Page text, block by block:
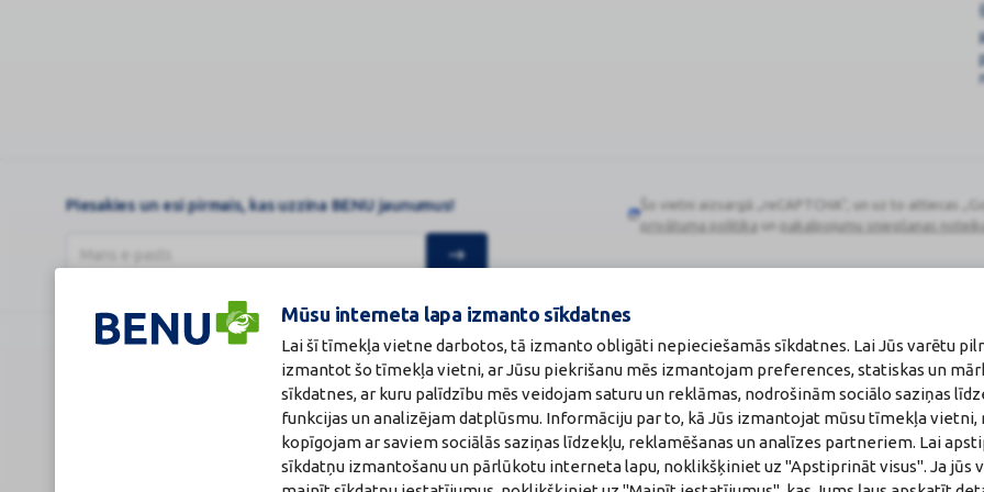
Mūsu interneta lapa izmanto sīkdatnes
Lai šī tīmekļa vietne darbotos, tā izmanto obligāti nepieciešamās sīkdatnes. Lai Jūs varētu
izmantot šo tīmekļa vietni, ar Jūsu piekrišanu mēs izmantojam preferences, statiskas un
sīkdatnes, ar kuru palīdzību mēs veidojam saturu un reklāmas, nodrošinām sociālo saziņas
funkcijas un analizējam datplūsmu. Informāciju par to, kā Jūs izmantojat mūsu tīmekļa vietni,
kopīgojam ar saviem sociālās saziņas līdzekļu, reklamēšanas un analīzes partneriem. Lai
sīkdatņu izmantošanu un pārlūkotu interneta lapu, noklikšķiniet uz "Apstiprināt visus". Ja jūs
Piesakies un esi pirmais, kas uzzina BENU jaunumus!
Google
Šo vietni aizsargā „reCAPTCHA“, un uz to attiecas
privātuma politika un pakalpojumu sniegšanas
Noliktavu iela 5, Dreiliņi, Stopiņu novads, LV-2130
Licence
Licences numurs:
A00010
E-aptiekas kontakti
Aptiekas vadītāja:
Sertificēta farmaceite: Jeļena Gončarova
Reģistrācijas Nr.: F-0834
Sertifikāta Nr.: 215.2025
Zāļu valsts
www.zva.gov.lv
Jersikas iela 15,
Tālr: 67 078 424
E-pasts: